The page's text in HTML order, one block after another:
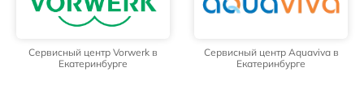
Сервисный центр Vorwerk в
Екатеринбурге
Сервисный центр Aquaviva в
Екатеринбурге